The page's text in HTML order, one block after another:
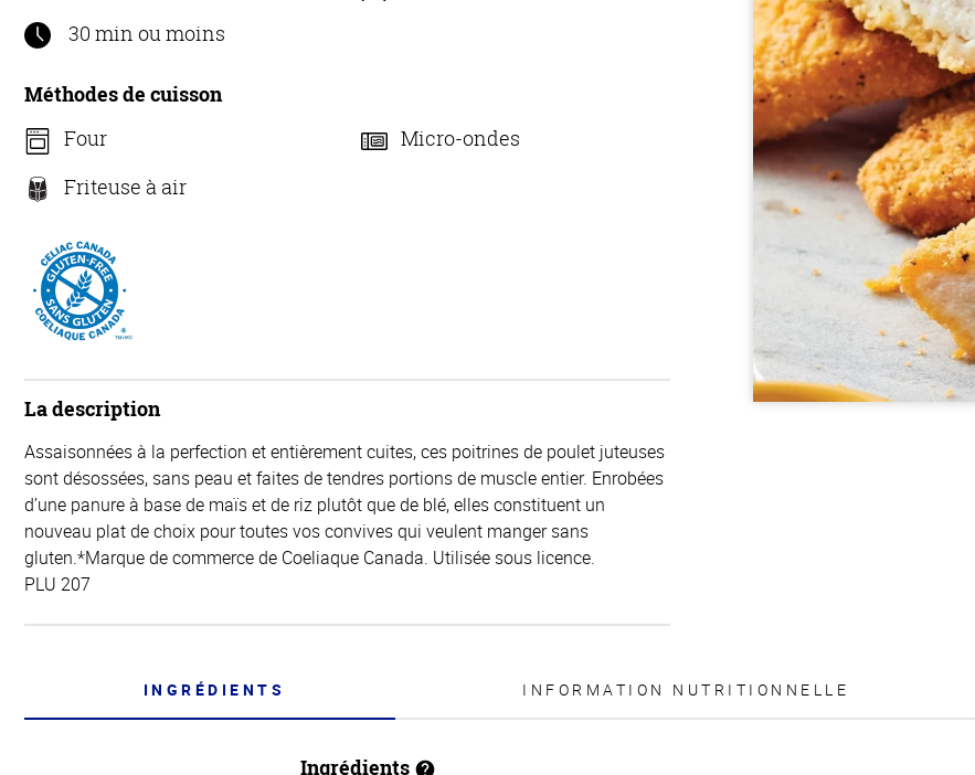
30 min ou moins
Méthodes de cuisson
Four
Micro-ondes
Friteuse à air
La description
Assaisonnées à la perfection et entièrement cuites, ces poitrines de poulet juteuses
sont désossées, sans peau et faites de tendres portions de muscle entier. Enrobées
d’une panure à base de maïs et de riz plutôt que de blé, elles constituent un
nouveau plat de choix pour toutes vos convives qui veulent manger sans
gluten.*Marque de commerce de Coeliaque Canada. Utilisée sous licence.
PLU 207
INGRÉDIENTS INFORMATION NUTRITIONNELLE
Ingrédients